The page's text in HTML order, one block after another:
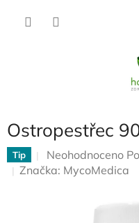
Ostropestřec
Tip
Průměrné
hodnocení
Neohodnoceno
Značka: MycoMedica